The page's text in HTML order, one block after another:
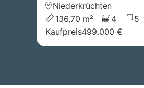
Niederkrüchten
136,70 m²
4 5
Kaufpreis499.000 €